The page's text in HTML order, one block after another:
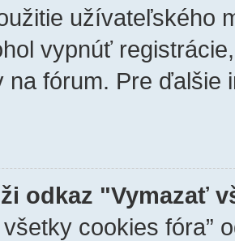
užívateľského
vypnúť
na fórum. Pre ďalšie
odkaz "Vymazať
cookies fóra”